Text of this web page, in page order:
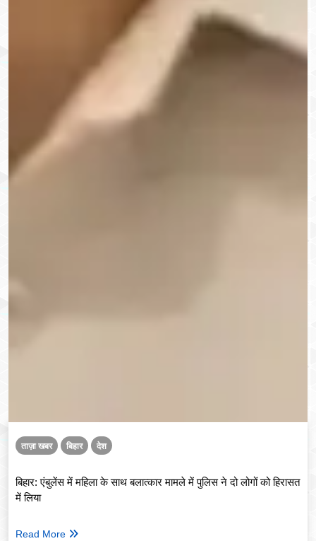
ताज़ा खबर बिहार देश
बिहार: एंबुलेंस में महिला के साथ बलात्कार मामले में पुलिस ने दो लोगों को हिरासत
में लिया
Read More